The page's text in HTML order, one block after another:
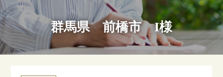
群馬県 前橋市 I様